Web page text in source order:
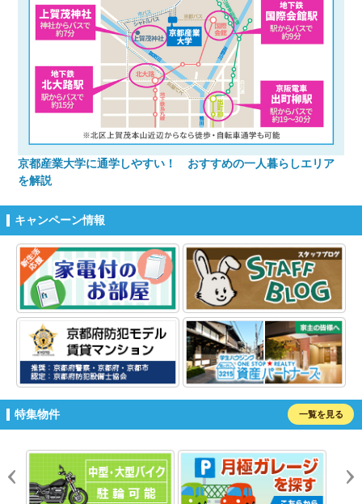
京都産業大学に通学しやすい！ おすすめの一人暮らしエリア
を解説
キャンペーン情報
特集物件 一覧を見る
prev